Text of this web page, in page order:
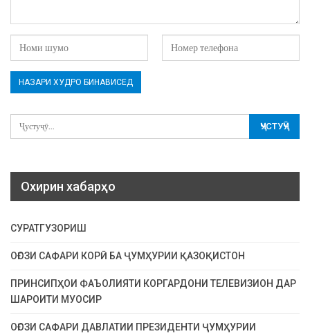
Охирин хабарҳо
СУРАТГУЗОРИШ
ОҒОЗИ САФАРИ КОРӢ БА ҶУМҲУРИИ ҚАЗОҚИСТОН
ПРИНСИПҲОИ ФАЪОЛИЯТИ КОРГАРДОНИ ТЕЛЕВИЗИОН ДАР
ШАРОИТИ МУОСИР
ОҒОЗИ САФАРИ ДАВЛАТИИ ПРЕЗИДЕНТИ ҶУМҲУРИИ